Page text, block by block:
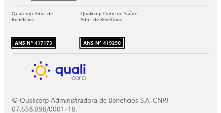
Qualicorp Adm. de
Benefícios
ANS Nº 417173
Qualicorp Clube de Saúde
Adm. de Benefícios
ANS Nº 419290
© Qualicorp Administradora de Benefícios S.A. CNPJ
07.658.098/0001-18.